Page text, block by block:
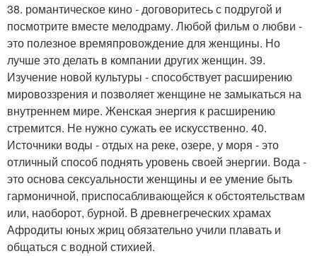
38. романтическое кино - договоритесь с подругой и
посмотрите вместе мелодраму. Любой фильм о любви -
это полезное времяпровождение для женщины. Но
лучше это делать в компании других женщин. 39.
Изучение новой культуры - способствует расширению
мировоззрения и позволяет женщине не замыкаться на
внутреннем мире. Женская энергия к расширению
стремится. Не нужно сужать ее искусственно. 40.
Источники воды - отдых на реке, озере, у моря - это
отличный способ поднять уровень своей энергии. Вода -
это основа сексуальности женщины и ее умение быть
гармоничной, приспосабливающейся к обстоятельствам
или, наоборот, бурной. В древнегреческих храмах
Афродиты юных жриц обязательно учили плавать и
общаться с водной стихией.